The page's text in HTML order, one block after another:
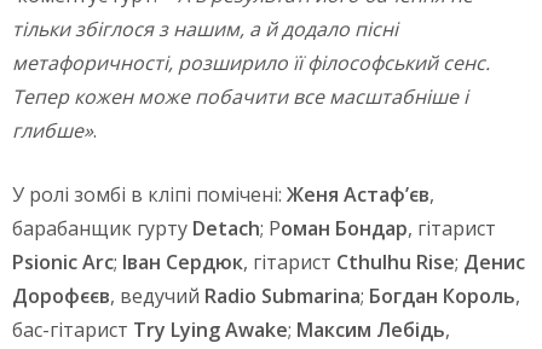
тільки збіглося з нашим, а й додало пісні
метафоричності, розширило її філософський сенс.
Тепер кожен може побачити все масштабніше і
глибше».
У ролі зомбі в кліпі помічені: Женя Астаф’єв,
барабанщик гурту Detach; Роман Бондар, гітарист
Psionic Arc; Іван Сердюк, гітарист Cthulhu Rise; Денис
Дорофєєв, ведучий Radio Submarina; Богдан Король,
бас-гітарист Try Lying Awake; Максим Лебідь,